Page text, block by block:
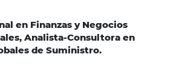
en Finanzas y Negocios
Analista-Consultora en
de Suministro.